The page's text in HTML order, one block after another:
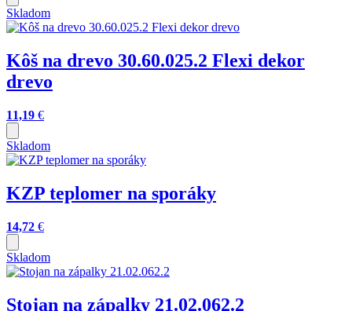
Skladom
Kôš na drevo 30.60.025.2 Flexi dekor
drevo
11,19 €
Skladom
KZP teplomer na sporáky
14,72 €
Skladom
Stojan na zápalky 21.02.062.2